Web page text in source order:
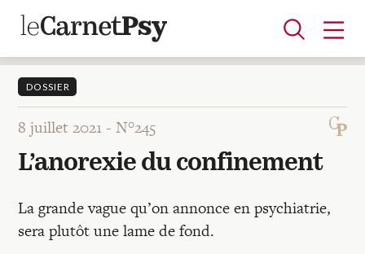
Articles
A la une
Adolescence
Dispositif
Enfance
Périnatalité
Psychanalyse
Psychopathologie
Soin
DOSSIER
8 juillet 2021 -N°245
L’anorexie du confinement
La grande vague qu’on annonce en psychiatrie,
sera plutôt une lame de fond.